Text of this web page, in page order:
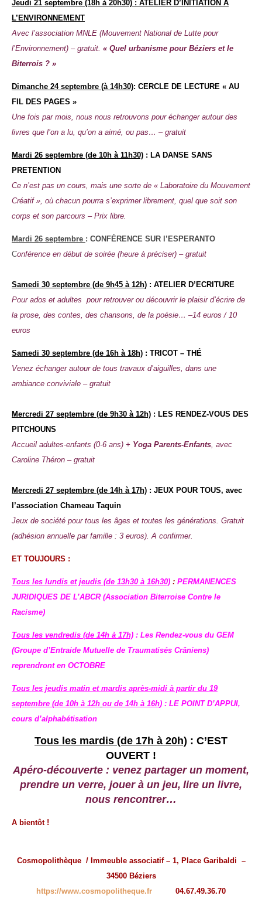
Jeudi 21 septembre (18h à 20h30) : ATELIER D’INITIATION A
L’ENVIRONNEMENT
Avec l’association MNLE (Mouvement National de Lutte pour
l’Environnement) – gratuit. « Quel urbanisme pour Béziers et le
Biterrois ? »
Dimanche 24 septembre (à 14h30): CERCLE DE LECTURE « AU
FIL DES PAGES »
Une fois par mois, nous nous retrouvons pour échanger autour des
livres que l’on a lu, qu’on a aimé, ou pas… – gratuit
Mardi 26 septembre (de 10h à 11h30) : LA DANSE SANS
PRETENTION
Ce n’est pas un cours, mais une sorte de « Laboratoire du Mouvement
Créatif », où chacun pourra s’exprimer librement, quel que soit son
corps et son parcours – Prix libre.
Mardi 26 septembre : CONFÉRENCE SUR l’ESPERANTO
Conférence en début de soirée (heure à préciser) – gratuit
Samedi 30 septembre (de 9h45 à 12h) : ATELIER D’ECRITURE
Pour ados et adultes pour retrouver ou découvrir le plaisir d’écrire de
la prose, des contes, des chansons, de la poésie… –14 euros/ 10
euros
Samedi 30 septembre (de 16h à 18h) : TRICOT – THÉ
Venez échanger autour de tous travaux d’aiguilles, dans une
ambiance conviviale – gratuit
Mercredi 27 septembre (de 9h30 à 12h) : LES RENDEZ-VOUS DES
PITCHOUNS
Accueil adultes-enfants (0-6 ans) + Yoga Parents-Enfants, avec
Caroline Théron – gratuit
Mercredi 27 septembre (de 14h à 17h) : JEUX POUR TOUS, avec
l’association Chameau Taquin
Jeux de société pour tous les âges et toutes les générations. Gratuit
(adhésion annuelle par famille : 3 euros). A confirmer.
ET TOUJOURS :
Tous les lundis et jeudis (de 13h30 à 16h30) : PERMANENCES
JURIDIQUES DE L’ABCR (Association Biterroise Contre le
Racisme)
Tous les vendredis (de 14h à 17h) : Les Rendez-vous du GEM
(Groupe d’Entraide Mutuelle de Traumatisés Crâniens)
reprendront en OCTOBRE
Tous les jeudis matin et mardis après-midi à partir du 19
septembre (de 10h à 12h ou de 14h à 16h) : LE POINT D’APPUI,
cours d’alphabétisation
Tous les mardis (de 17h à 20h) : C’EST
OUVERT !
Apéro-découverte : venez partager un moment,
prendre un verre, jouer à un jeu, lire un livre,
nous rencontrer…
A bientôt !
Cosmopolithèque / Immeuble associatif – 1, Place Garibaldi –
34500 Béziers
https://www.cosmopolitheque.fr 04.67.49.36.70